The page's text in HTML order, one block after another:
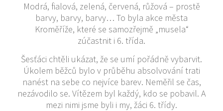
Modrá, fialová, zelená, červená, růžová – prostě
barvy, barvy, barvy… To byla akce města
Kroměříže, které se samozřejmě „musela“
zúčastnit i 6. třída.
Šesťáci chtěli ukázat, že se umí pořádně vybarvit.
Úkolem běžců bylo v průběhu absolvování trati
nanést na sebe co nejvíce barev. Neměřil se čas,
nezávodilo se. Vítězem byl každý, kdo se pobavil. A
mezi nimi jsme byli i my, žáci 6. třídy.